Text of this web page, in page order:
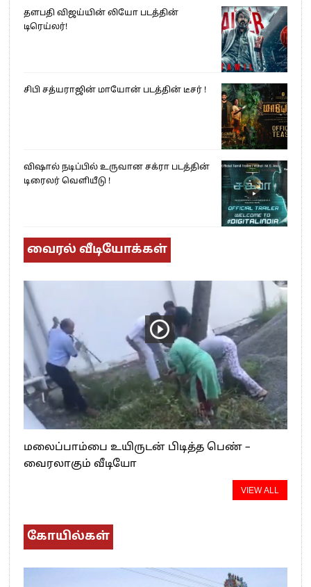
தளபதி விஜய்யின் லியோ படத்தின்
டிரெய்லர்!
சிபி சத்யராஜின் மாயோன் படத்தின் டீசர் !
விஷால் நடிப்பில் உருவான சக்ரா படத்தின்
டிரைலர் வெளியீடு !
வைரல் வீடியோக்கள்
மலைப்பாம்பை உயிருடன் பிடித்த பெண் –
வைரலாகும் வீடியோ
VIEW ALL
கோயில்கள்